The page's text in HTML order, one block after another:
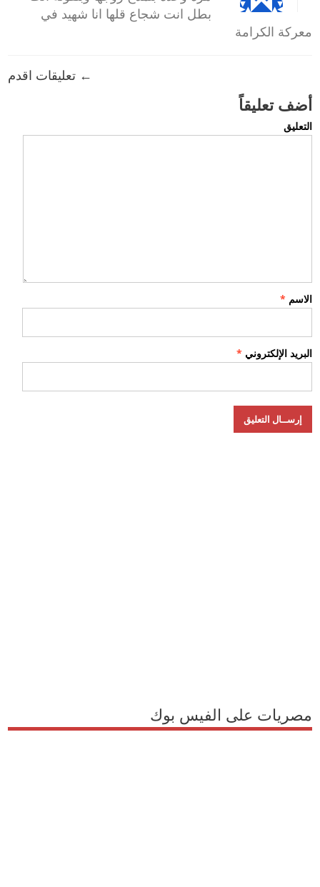
بطل انت شجاع قلها انا شهيد في
معركة الكرامة
← تعليقات اقدم
أضف تعليقاً
التعليق
الاسم *
البريد الإلكتروني *
مصريات على الفيس بوك